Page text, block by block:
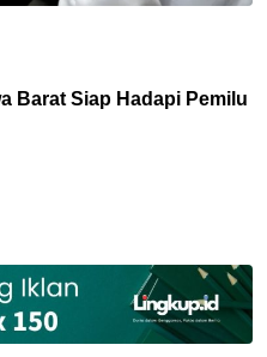
Barat Siap Hadapi Pemilu